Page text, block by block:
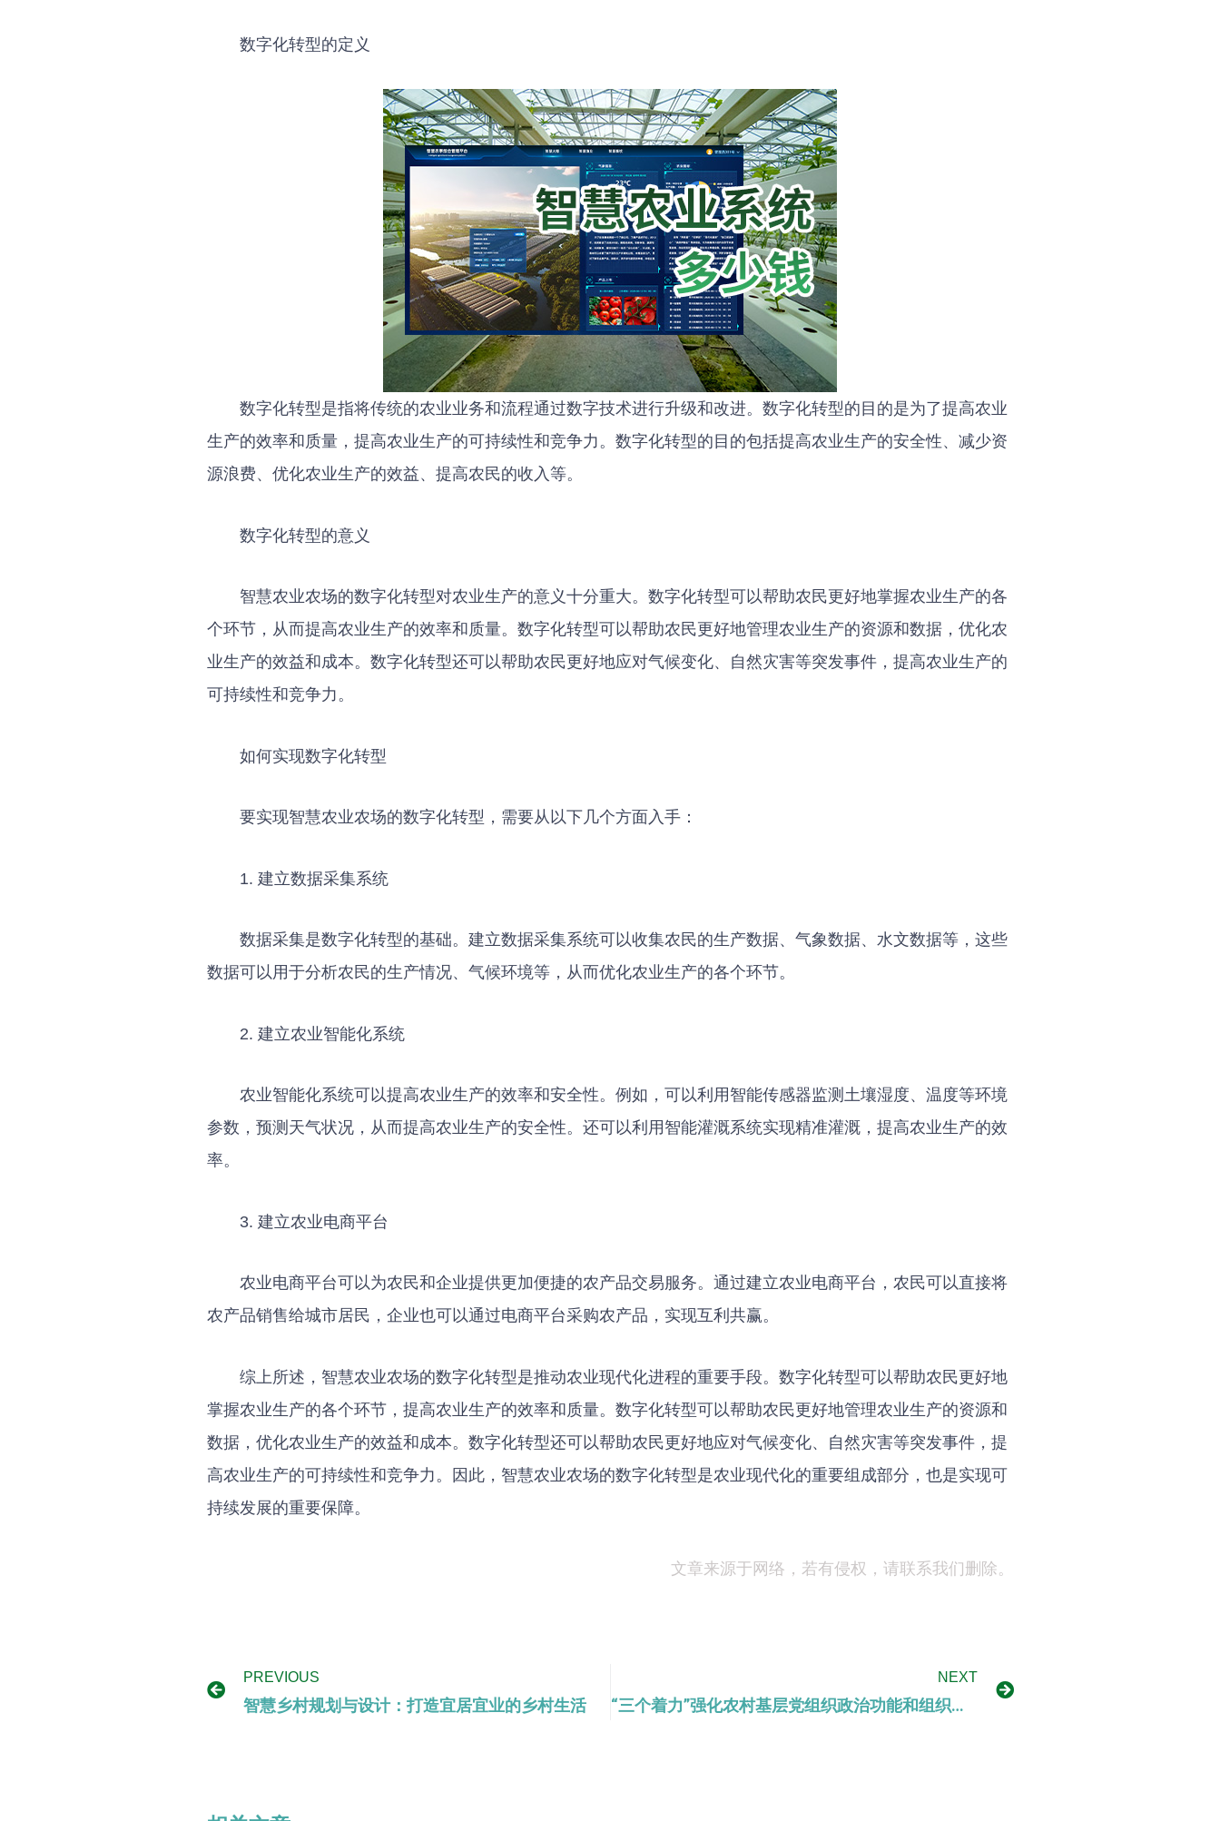
数字化转型的定义
数字化转型是指将传统的农业业务和流程通过数字技术进行升级和改进。数字化转型的目的是为了提高农业
生产的效率和质量，提高农业生产的可持续性和竞争力。数字化转型的目的包括提高农业生产的安全性、减少资
源浪费、优化农业生产的效益、提高农民的收入等。
数字化转型的意义
智慧农业农场的数字化转型对农业生产的意义十分重大。数字化转型可以帮助农民更好地掌握农业生产的各
个环节，从而提高农业生产的效率和质量。数字化转型可以帮助农民更好地管理农业生产的资源和数据，优化农
业生产的效益和成本。数字化转型还可以帮助农民更好地应对气候变化、自然灾害等突发事件，提高农业生产的
可持续性和竞争力。
如何实现数字化转型
要实现智慧农业农场的数字化转型，需要从以下几个方面入手：
1. 建立数据采集系统
数据采集是数字化转型的基础。建立数据采集系统可以收集农民的生产数据、气象数据、水文数据等，这些
数据可以用于分析农民的生产情况、气候环境等，从而优化农业生产的各个环节。
2. 建立农业智能化系统
农业智能化系统可以提高农业生产的效率和安全性。例如，可以利用智能传感器监测土壤湿度、温度等环境
参数，预测天气状况，从而提高农业生产的安全性。还可以利用智能灌溉系统实现精准灌溉，提高农业生产的效
率。
3. 建立农业电商平台
农业电商平台可以为农民和企业提供更加便捷的农产品交易服务。通过建立农业电商平台，农民可以直接将
农产品销售给城市居民，企业也可以通过电商平台采购农产品，实现互利共赢。
综上所述，智慧农业农场的数字化转型是推动农业现代化进程的重要手段。数字化转型可以帮助农民更好地
掌握农业生产的各个环节，提高农业生产的效率和质量。数字化转型可以帮助农民更好地管理农业生产的资源和
数据，优化农业生产的效益和成本。数字化转型还可以帮助农民更好地应对气候变化、自然灾害等突发事件，提
高农业生产的可持续性和竞争力。因此，智慧农业农场的数字化转型是农业现代化的重要组成部分，也是实现可
持续发展的重要保障。
文章来源于网络，若有侵权，请联系我们删除。
PREVIOUS
智慧乡村规划与设计：打造宜居宜业的乡村生活
NEXT
“三个着力”强化农村基层党组织政治功能和组织功能